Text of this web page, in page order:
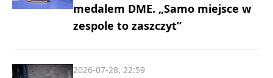
medalem DME. „Samo miejsce w
zespole to zaszczyt”
2026-07-28, 22:59